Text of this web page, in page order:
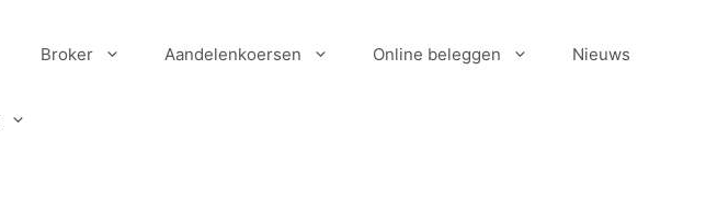
Broker Aandelenkoersen Online beleggen Nieuws